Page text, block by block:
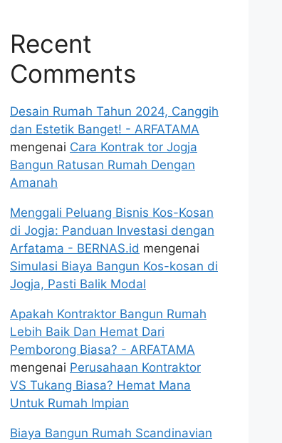
Recent
Comments
Desain Rumah Tahun 2024, Canggih
dan Estetik Banget! - ARFATAMA
mengenai Cara Kontrak tor Jogja
Bangun Ratusan Rumah Dengan
Amanah
Menggali Peluang Bisnis Kos-Kosan
di Jogja: Panduan Investasi dengan
Arfatama - BERNAS.id mengenai
Simulasi Biaya Bangun Kos-kosan di
Jogja, Pasti Balik Modal
Apakah Kontraktor Bangun Rumah
Lebih Baik Dan Hemat Dari
Pemborong Biasa? - ARFATAMA
mengenai Perusahaan Kontraktor
VS Tukang Biasa? Hemat Mana
Untuk Rumah Impian
Biaya Bangun Rumah Scandinavian